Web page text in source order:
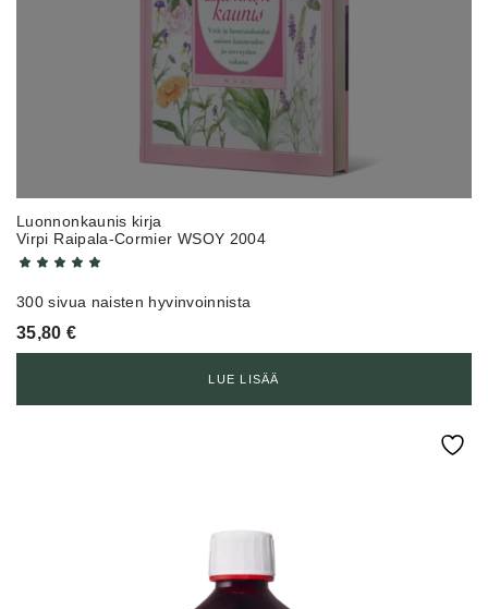
Luonnonkaunis kirja
Virpi Raipala-Cormier WSOY 2004
300 sivua naisten hyvinvoinnista
35,80€
LUE LISÄÄ